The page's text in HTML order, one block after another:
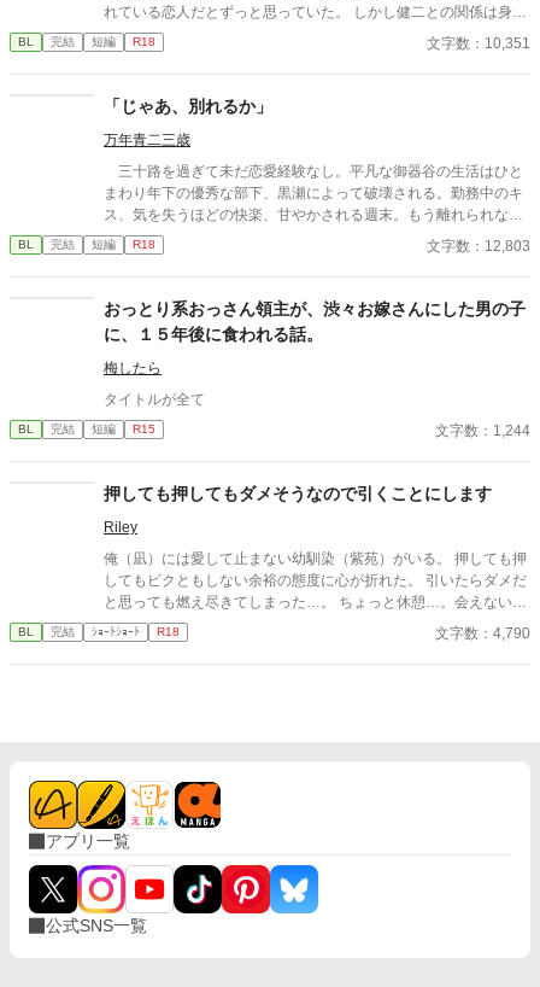
れている恋人だとずっと思っていた。 しかし健二との関係は身体
だけで、それ以上のことはない。疑問に思っていた日、健二が結
婚したと朝礼で報告が。健二は達哉のことを愛してはいなかった
BL 完結 短編 R18 文字数：10,351
「じゃあ、別れるか」
万年青二三歳
三十路を過ぎて未だ恋愛経験なし。平凡な御器谷の生活はひと
まわり年下の優秀な部下、黒瀬によって破壊される。勤務中のキ
ス、気を失うほどの快楽、甘やかされる週末。もう離れられな
い、と御器谷は自覚するが、一時の怒りで「じゃあ、別れるか」
と言ってしまう。自分を甘やかし、望むことしかしない部下は別
違い。年の差ラブ。 ケンカップル好きへ捧げます。 ムーンラ
イトノベルズより転載（「多分、じゃない」より改題）。
BL 完結 短編 R18 文字数：12,803
おっとり系おっさん領主が、渋々お嫁さんにした男の子
に、１５年後に食われる話。
梅したら
タイトルが全て
BL 完結 短編 R15 文字数：1,244
押しても押してもダメそうなので引くことにします
Riley
俺（凪）には愛して止まない幼馴染（紫苑）がいる。 押しても押
してもビクともしない余裕の態度に心が折れた。 引いたらダメだ
と思っても燃え尽きてしまった…。 ちょっと休憩…。会えないと
寂しいけど、引くと言ったからには自分からいけない…
BL 完結 ｼｮｰﾄｼｮｰﾄ R18 文字数：4,790
アプリ一覧
公式SNS一覧